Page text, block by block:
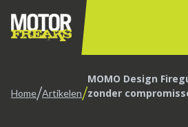
Home/Artikelen/MOMO Design
zonder